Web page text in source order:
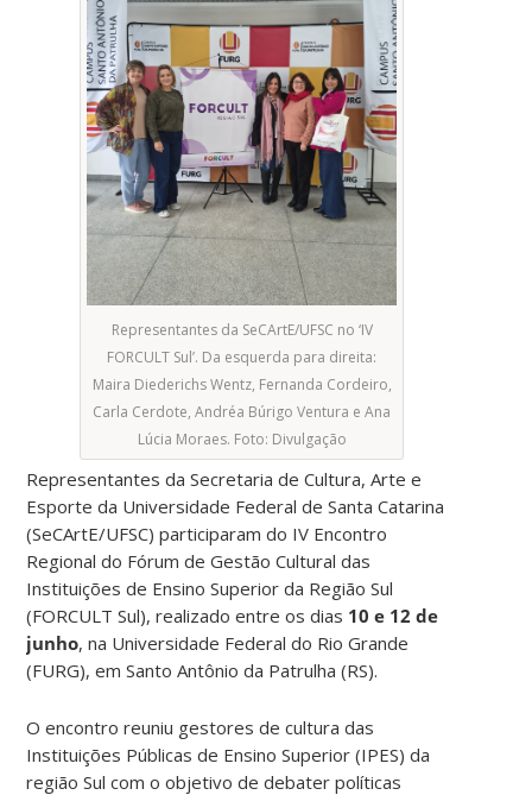
Representantes da SeCArtE/UFSC no ‘IV
FORCULT Sul’. Da esquerda para direita:
Maira Diederichs Wentz, Fernanda Cordeiro,
Carla Cerdote, Andréa Búrigo Ventura e Ana
Lúcia Moraes. Foto: Divulgação
Representantes da Secretaria de Cultura, Arte e
Esporte da Universidade Federal de Santa Catarina
(SeCArtE/UFSC) participaram do IV Encontro
Regional do Fórum de Gestão Cultural das
Instituições de Ensino Superior da Região Sul
(FORCULT Sul), realizado entre os dias 10 e 12 de
junho, na Universidade Federal do Rio Grande
(FURG), em Santo Antônio da Patrulha (RS).
O encontro reuniu gestores de cultura das
Instituições Públicas de Ensino Superior (IPES) da
região Sul com o objetivo de debater políticas